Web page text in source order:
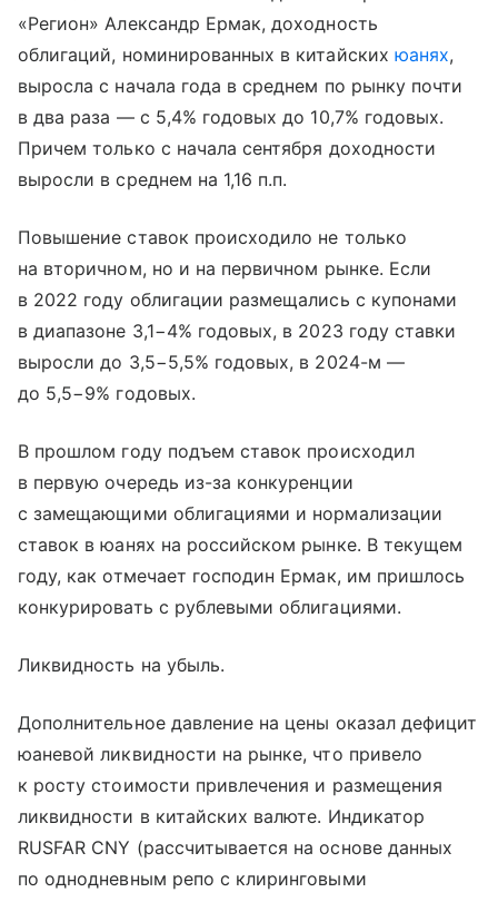
«Регион» Александр Ермак, доходность
облигаций, номинированных в китайских юанях,
выросла с начала года в среднем по рынку почти
в два раза — с 5,4% годовых до 10,7% годовых.
Причем только с начала сентября доходности
выросли в среднем на 1,16 п.п.
Повышение ставок происходило не только
на вторичном, но и на первичном рынке. Если
в 2022 году облигации размещались с купонами
в диапазоне 3,1−4% годовых, в 2023 году ставки
выросли до 3,5−5,5% годовых, в 2024-м —
до 5,5−9% годовых.
В прошлом году подъем ставок происходил
в первую очередь из-за конкуренции
с замещающими облигациями и нормализации
ставок в юанях на российском рынке. В текущем
году, как отмечает господин Ермак, им пришлось
конкурировать с рублевыми облигациями.
Ликвидность на убыль.
Дополнительное давление на цены оказал дефицит
юаневой ликвидности на рынке, что привело
к росту стоимости привлечения и размещения
ликвидности в китайских валюте. Индикатор
RUSFAR CNY (рассчитывается на основе данных
по однодневным репо с клиринговыми